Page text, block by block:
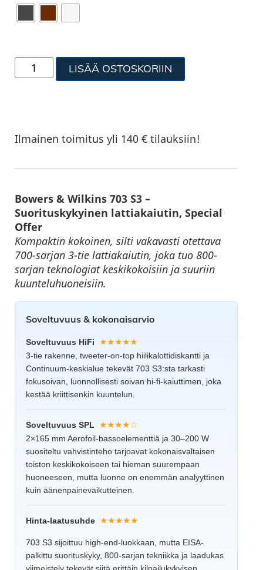
LISÄÄ OSTOSKORIIN
Ilmainen toimitus yli 140 € tilauksiin!
Bowers & Wilkins 703 S3 –
Suorituskykyinen lattiakaiutin, Special
Offer
Kompaktin kokoinen, silti vakavasti otettava
700-sarjan 3-tie lattiakaiutin, joka tuo 800-
sarjan teknologiat keskikokoisiin ja suuriin
kuunteluhuoneisiin.
Soveltuvuus & kokonaisarvio
Soveltuvuus HiFi ★★★★★
3-tie rakenne, tweeter-on-top hiilikalottidiskantti ja
Continuum-keskialue tekevät 703 S3:sta tarkasti
fokusoivan, luonnollisesti soivan hi-fi-kaiuttimen, joka
kestää kriittisenkin kuuntelun.
Soveltuvuus SPL ★★★★☆
2×165 mm Aerofoil-bassoelementtiä ja 30–200 W
suositeltu vahvistinteho tarjoavat kokonaisvaltaisen
toiston keskikokoiseen tai hieman suurempaan
huoneeseen, mutta luonne on enemmän analyyttinen
kuin äänenpainevaikutteinen.
Hinta-laatusuhde ★★★★★
703 S3 sijoittuu high-end-luokkaan, mutta EISA-
palkittu suorituskyky, 800-sarjan tekniikka ja laadukas